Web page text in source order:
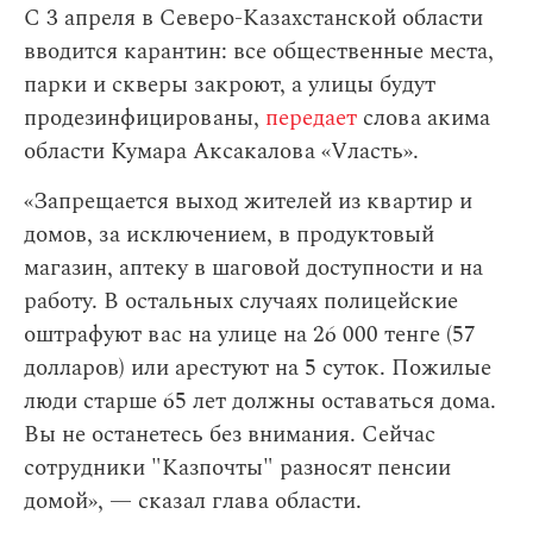
С 3 апреля в Северо-Казахстанской области
вводится карантин: все общественные места,
парки и скверы закроют, а улицы будут
продезинфицированы, передает слова акима
области Кумара Аксакалова «Vласть».
«Запрещается выход жителей из квартир и
домов, за исключением, в продуктовый
магазин, аптеку в шаговой доступности и на
работу. В остальных случаях полицейские
оштрафуют вас на улице на 26 000 тенге (57
долларов) или арестуют на 5 суток. Пожилые
люди старше 65 лет должны оставаться дома.
Вы не останетесь без внимания. Сейчас
сотрудники "Казпочты" разносят пенсии
домой», — сказал глава области.